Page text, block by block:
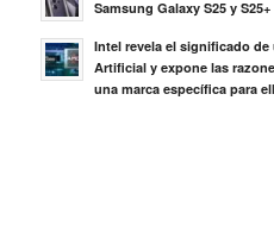
Samsung Galaxy S25 y S25+
Intel revela el significado
Artificial y expone las
una marca específica para